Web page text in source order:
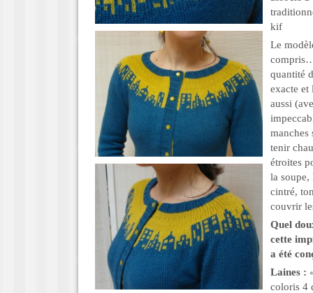
kif
Le
quantité
exacte et
aussi
manches
tenir
étroites
la
cintré,
couvrir
Quel
cette
a été
Laines :
coloris 4